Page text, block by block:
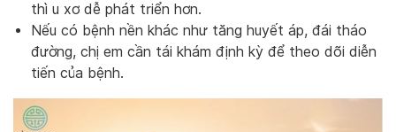
thì u xơ dễ phát triển hơn.
Nếu có bệnh nền khác như tăng huyết áp, đái tháo
đường, chị em cần tái khám định kỳ để theo dõi diễn
tiến của bệnh.